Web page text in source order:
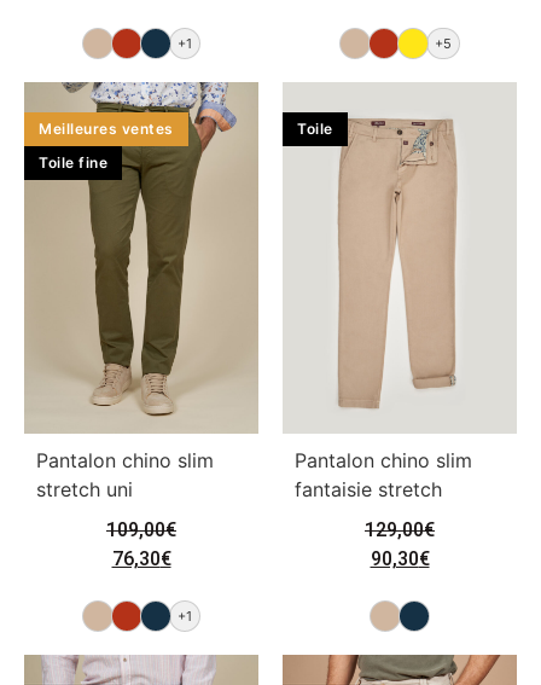
+1 +5
Meilleures ventes
Toile fine
Pantalon chino slim
stretch uni
109,00€
76,30€
+1
Toile
Pantalon chino slim
fantaisie stretch
129,00€
90,30€